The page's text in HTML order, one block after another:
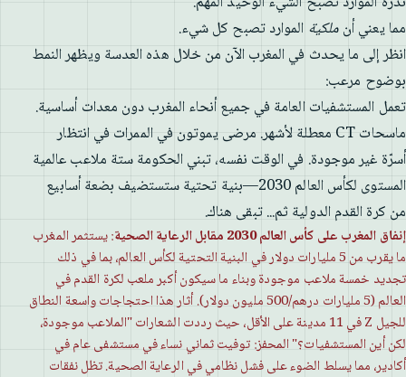
مما يعني أنملكية الموارد تصبح كل شيء.
انظر إلى ما يحدث في المغرب الآن من خلال هذه العدسة ويظهر النمط
بوضوح مرعب:
تعمل المستشفيات العامة في جميع أنحاء المغرب دون معدات أساسية.
ماسحات CT معطلة لأشهر. مرضى يموتون في الممرات في انتظار
أسرّة غير موجودة. في الوقت نفسه، تبني الحكومة ستة ملاعب عالمية
المستوى لكأس العالم 2030—بنية تحتية ستستضيف بضعة أسابيع
من كرة القدم الدولية ثم... تبقى هناك.
إنفاق المغرب على كأس العالم 2030 مقابل الرعاية الصحية
: يستثمر المغرب
ما يقرب من 5 مليارات دولار في البنية التحتية لكأس العالم، بما في ذلك
تجديد خمسة ملاعب موجودة وبناء ما سيكون أكبر ملعب لكرة القدم في
العالم (5 مليارات درهم/500 مليون دولار). أثار هذا احتجاجات واسعة النطاق
للجيل Z في 11 مدينة على الأقل، حيث رددت الشعارات "الملاعب موجودة،
لكن أين المستشفيات؟" المحفز: توفيت ثماني نساء في مستشفى عام في
أكادير، مما يسلط الضوء على فشل نظامي في الرعاية الصحية. تظل نفقات